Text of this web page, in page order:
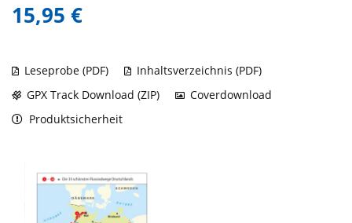
15,95 €
Leseprobe (PDF)
Inhaltsverzeichnis (PDF)
GPX Track Download (ZIP)
Coverdownload
Produktsicherheit